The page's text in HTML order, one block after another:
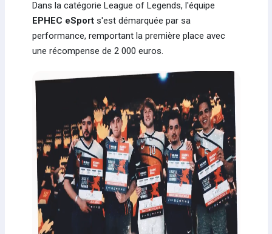
Dans la catégorie League of Legends, l'équipe
EPHEC eSports'est démarquée par sa
performance, remportant la première place avec
une récompense de 2 000 euros.